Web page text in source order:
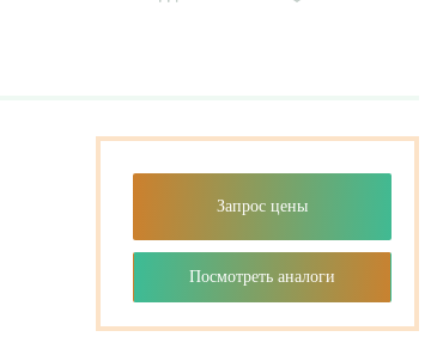
Запрос цены
Посмотреть аналоги